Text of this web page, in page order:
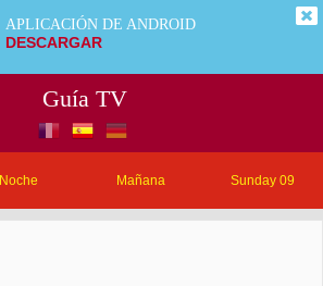
APLICACIÓN DE ANDROID
DESCARGAR
Guía TV
Noche Mañana Sunday 09